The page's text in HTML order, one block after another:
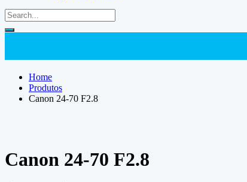
Home
Produtos
Canon 24-70 F2.8
Canon 24-70 F2.8